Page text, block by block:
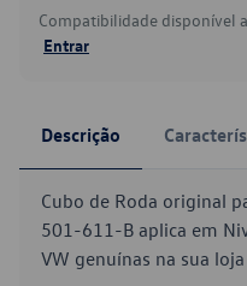
Compatibilidade disponível
Entrar
Descrição
Cubo de Roda original
501-611-B aplica em
VW genuínas na sua